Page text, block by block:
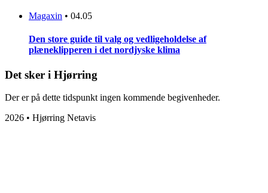
Magaxin • 04.05
Den store guide til valg og vedligeholdelse af
plæneklipperen i det nordjyske klima
Det sker i Hjørring
Der er på dette tidspunkt ingen kommende begivenheder.
2026 • Hjørring Netavis